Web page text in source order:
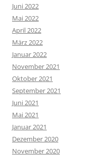
Juni 2022
Mai 2022
April 2022
März 2022
Januar 2022
November 2021
Oktober 2021
September 2021
Juni 2021
Mai 2021
Januar 2021
Dezember 2020
November 2020